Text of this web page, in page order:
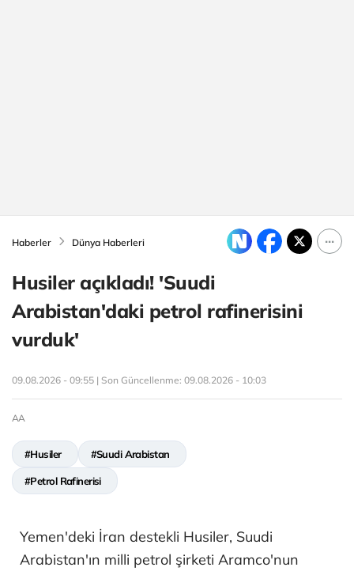
Haberler Dünya Haberleri
Husiler açıkladı! 'Suudi
Arabistan'daki petrol rafinerisini
vurduk'
09.08.2026 - 09:55 | Son Güncellenme: 09.08.2026 - 10:03
AA
#Husiler #Suudi Arabistan
#Petrol Rafinerisi
Yemen'deki İran destekli Husiler, Suudi
Arabistan'ın milli petrol şirketi Aramco'nun